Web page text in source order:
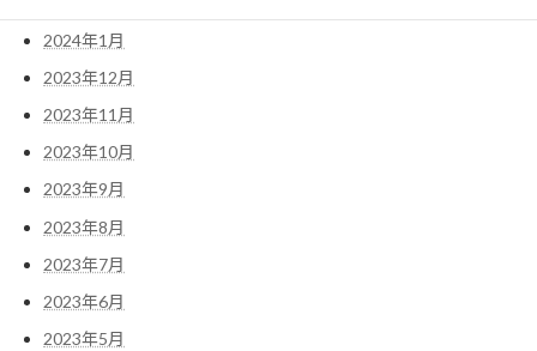
2024年1月
2023年12月
2023年11月
2023年10月
2023年9月
2023年8月
2023年7月
2023年6月
2023年5月